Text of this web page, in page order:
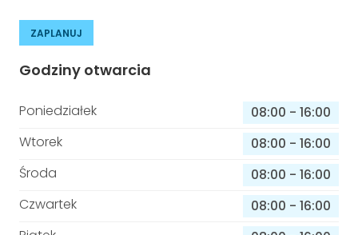
ZAPLANUJ
Godziny otwarcia
Poniedziałek 08:00 - 16:00
Wtorek
08:00 - 16:00
Środa
08:00 - 16:00
Czwartek
08:00 - 16:00